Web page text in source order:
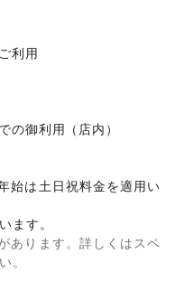
利用
の御利用（店内）
始は土日祝料金を適用い
ます。
あります。詳しくはスペ
。